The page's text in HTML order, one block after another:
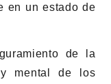
en un estado de
de la
mental de los